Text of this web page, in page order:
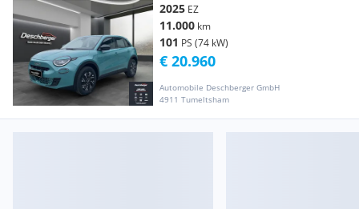
2025 EZ
11.000 km
101 PS (74 kW)
Automobile Deschberger GmbH
4911 Tumeltsham
€ 20.960